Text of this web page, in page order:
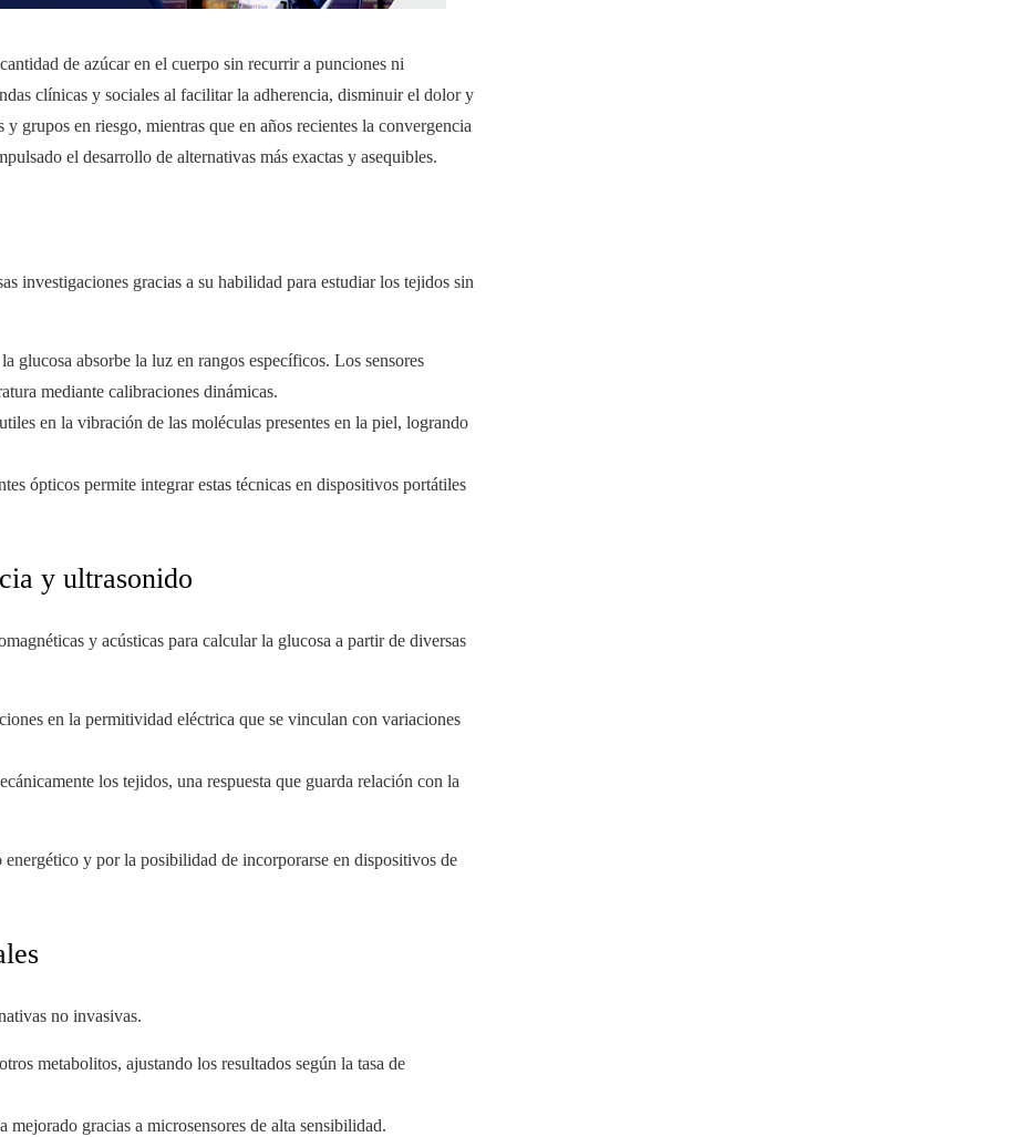
de azúcar en el cuerpo sin recurrir a punciones ni
clínicas y sociales al facilitar la adherencia, disminuir el dolor y
grupos en riesgo, mientras que en años recientes la convergencia
el desarrollo de alternativas más exactas y asequibles.
investigaciones gracias a su habilidad para estudiar los tejidos sin
glucosa absorbe la luz en rangos específicos. Los sensores
mediante calibraciones dinámicas.
en la vibración de las moléculas presentes en la piel, logrando
ópticos permite integrar estas técnicas en dispositivos portátiles
y ultrasonido
y acústicas para calcular la glucosa a partir de diversas
en la permitividad eléctrica que se vinculan con variaciones
los tejidos, una respuesta que guarda relación con la
y por la posibilidad de incorporarse en dispositivos de
no invasivas.
metabolitos, ajustando los resultados según la tasa de
gracias a microsensores de alta sensibilidad.